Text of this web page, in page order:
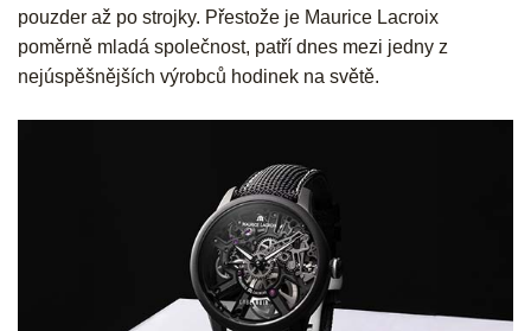
pouzder až po strojky. Přestože je Maurice Lacroix
poměrně mladá společnost, patří dnes mezi jedny z
nejúspěšnějších výrobců hodinek na světě.